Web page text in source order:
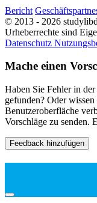
Bericht
© 2013 - 2026
Urheberrechte sind
Datenschutz
Mache einen
Haben Sie Fehler in
gefunden? Oder
Benutzeroberfläche
Vorschläge zu senden.
Feedback hinzufügen